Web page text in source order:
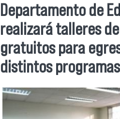
Se encuentra usted
Departamento de
realizará talleres
gratuitos para
distintos programas